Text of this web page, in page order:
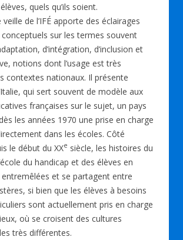
quels qu’ils soient.
de l’IFÉ apporte des éclairages
sur les termes souvent
d’intégration, d’inclusion et
notions dont l’usage est très
contextes nationaux. Il présente
qui sert souvent de modèle aux
françaises sur le sujet, un pays
les années 1970 une prise en charge
dans les écoles. Côté
le début du XXe siècle, les histoires du
du handicap et des élèves en
et se partagent entre
si bien que les élèves à besoins
sont actuellement pris en charge
où se croisent des cultures
très différentes.